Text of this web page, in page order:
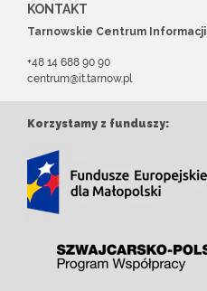
KONTAKT
Tarnowskie Centrum Informacji
+48 14 688 90 90
centrum@it.tarnow.pl
Korzystamy z funduszy: